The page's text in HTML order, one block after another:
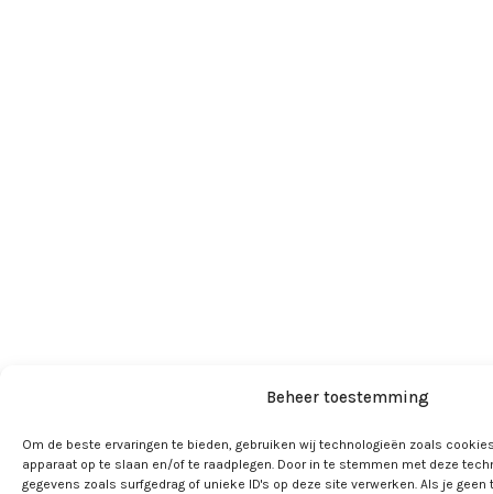
Beheer toestemming
Om de beste ervaringen te bieden, gebruiken wij technologieën zoals
apparaat op te slaan en/of te raadplegen. Door in te stemmen met deze
gegevens zoals surfgedrag of unieke ID's op deze site verwerken. Als je